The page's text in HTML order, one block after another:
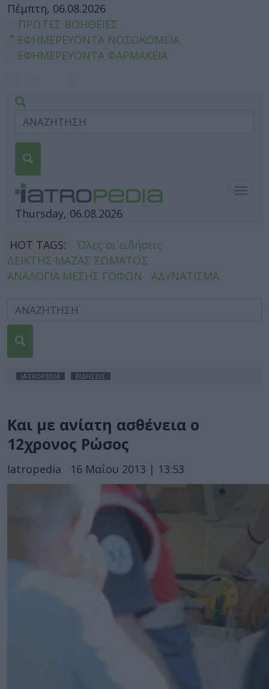
Πέμπτη, 06.08.2026
ΠΡΩΤΕΣ ΒΟΗΘΕΙΕΣ
ΕΦΗΜΕΡΕΥΟΝΤΑ ΝΟΣΟΚΟΜΕΙΑ
ΕΦΗΜΕΡΕΥΟΝΤΑ ΦΑΡΜΑΚΕΙΑ
Thursday, 06.08.2026
HOT TAGS:
Όλες οι ειδήσεις
ΔΕΙΚΤΗΣ ΜΑΖΑΣ ΣΩΜΑΤΟΣ
ΑΝΑΛΟΓΙΑ ΜΕΣΗΣ ΓΟΦΩΝ
ΑΔΥΝΑΤΙΣΜΑ
IATROPEDIA ΕΙΔΗΣΕΙΣ
Και με ανίατη ασθένεια ο
12χρονος Ρώσος
Iatropedia 16 Μαΐου 2013 | 13:53